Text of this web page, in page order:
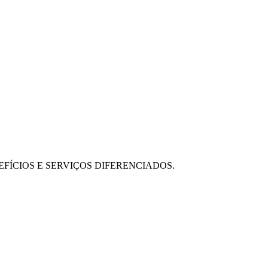
E SERVIÇOS DIFERENCIADOS.